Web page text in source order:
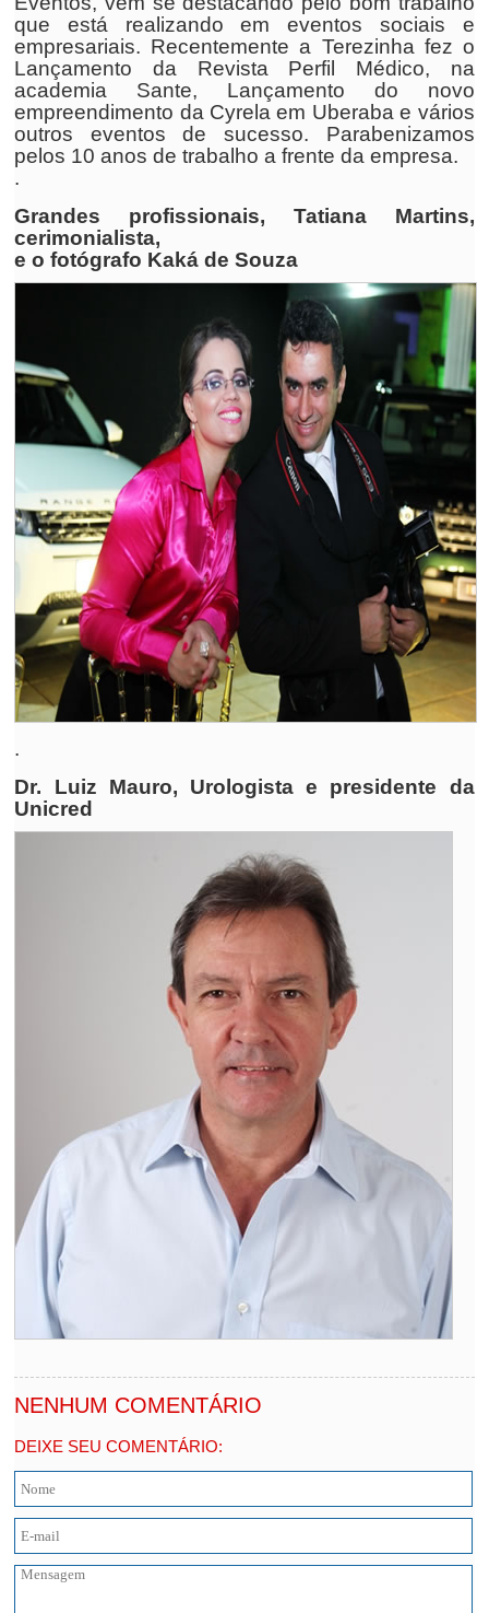
que está realizando em eventos sociais e
empresariais. Recentemente a Terezinha fez o
Lançamento da Revista Perfil Médico, na
academia Sante, Lançamento do novo
empreendimento da Cyrela em Uberaba e vários
outros eventos de sucesso. Parabenizamos
pelos 10 anos de trabalho a frente da empresa.
.
Grandes profissionais, Tatiana Martins,
cerimonialista,
e o fotógrafo Kaká de Souza
.
Dr. Luiz Mauro, Urologista e presidente da
Unicred
NENHUM COMENTÁRIO
DEIXE SEU COMENTÁRIO: